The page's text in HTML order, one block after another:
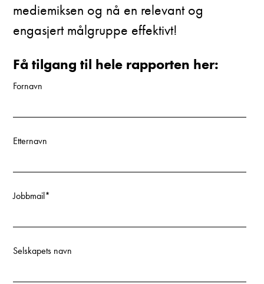
mediemiksen og nå en relevant og
engasjert målgruppe effektivt!
Få tilgang til hele rapporten her:
Fornavn
Etternavn
Jobbmail*
Selskapets navn